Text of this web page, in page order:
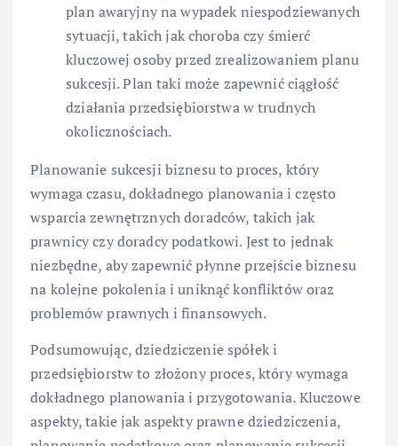
plan awaryjny na wypadek niespodziewanych
sytuacji, takich jak choroba czy śmierć
kluczowej osoby przed zrealizowaniem planu
sukcesji. Plan taki może zapewnić ciągłość
działania przedsiębiorstwa w trudnych
okolicznościach.
Planowanie sukcesji biznesu to proces, który
wymaga czasu, dokładnego planowania i często
wsparcia zewnętrznych doradców, takich jak
prawnicy czy doradcy podatkowi. Jest to jednak
niezbędne, aby zapewnić płynne przejście biznesu
na kolejne pokolenia i uniknąć konfliktów oraz
problemów prawnych i finansowych.
Podsumowując, dziedziczenie spółek i
przedsiębiorstw to złożony proces, który wymaga
dokładnego planowania i przygotowania. Kluczowe
aspekty, takie jak aspekty prawne dziedziczenia,